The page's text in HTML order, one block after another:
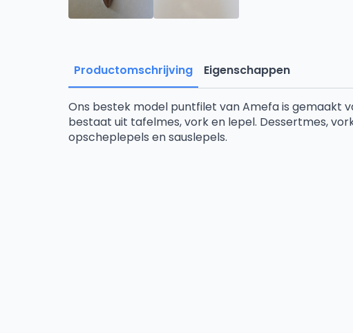
Productomschrijving Eigenschappen
Ons bestek model puntfilet van Amefa is gemaakt
bestaat uit tafelmes, vork en lepel. Dessertmes,
opscheplepels en sauslepels.